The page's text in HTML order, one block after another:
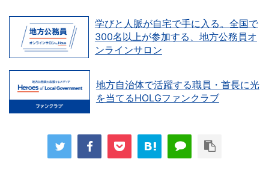
学びと人脈が自宅で手に入る。全国で
300名以上が参加する、地方公務員オ
ンラインサロン
地方自治体で活躍する職員・首長に光
を当てるHOLGファンクラブ